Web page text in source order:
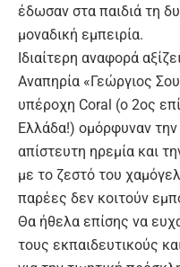
έδωσαν στα παιδιά τη
μοναδική εμπειρία.
Ιδιαίτερη αναφορά
Αναπηρία «Γεώργιος
υπέροχη Coral (ο 2ος
Ελλάδα!) ομόρφυναν
απίστευτη ηρεμία και
με το ζεστό του
παρέες δεν κοιτούν
Θα ήθελα επίσης να
τους εκπαιδευτικούς